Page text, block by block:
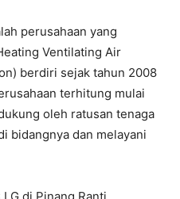
perusahaan yang
Ventilating Air
berdiri sejak tahun 2008
terhitung mulai
oleh ratusan tenaga
bidangnya dan melayani